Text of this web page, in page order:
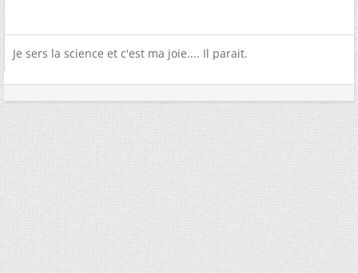
Je sers la science et c'est ma joie.... Il parait.